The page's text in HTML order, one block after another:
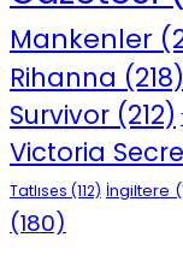
Mankenler
Rihanna (218)
Survivor (212)
Victoria
Tatlıses (112) İngiltere
(180)